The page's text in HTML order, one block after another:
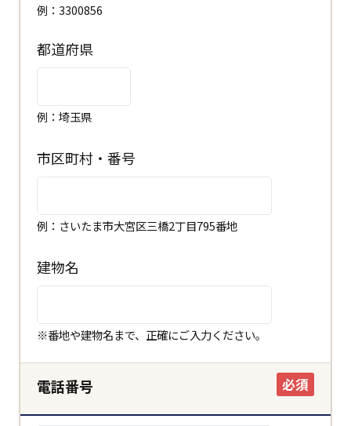
例：3300856
都道府県
例：埼玉県
市区町村・番号
例：さいたま市大宮区三橋2丁目795番地
建物名
※番地や建物名まで、正確にご入力ください。
電話番号 必須